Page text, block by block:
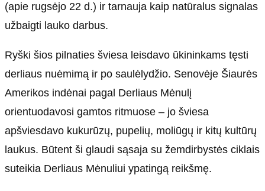
(apie rugsėjo 22 d.) ir tarnauja kaip natūralus signalas
užbaigti lauko darbus.
Ryški šios pilnaties šviesa leisdavo ūkininkams tęsti
derliaus nuėmimą ir po saulėlydžio. Senovėje Šiaurės
Amerikos indėnai pagal Derliaus Mėnulį
orientuodavosi gamtos ritmuose – jo šviesa
apšviesdavo kukurūzų, pupelių, moliūgų ir kitų kultūrų
laukus. Būtent ši glaudi sąsaja su žemdirbystės ciklais
suteikia Derliaus Mėnuliui ypatingą reikšmę.